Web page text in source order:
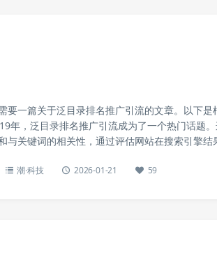
要一篇关于泛目录排名推广引流的文章。以下是
年，泛目录排名推广引流成为了一个热门话题
与关键词的相关性，通过评估网站在搜索引擎结
潮·科技 2026-01-21 59